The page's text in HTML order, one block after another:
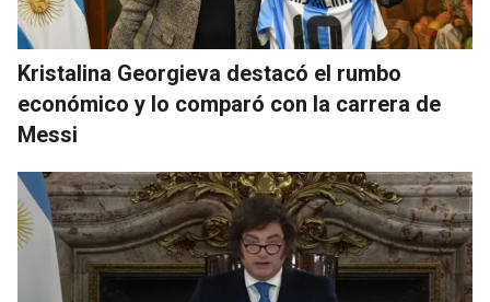
Kristalina Georgieva destacó el rumbo
económico y lo comparó con la carrera de
Messi